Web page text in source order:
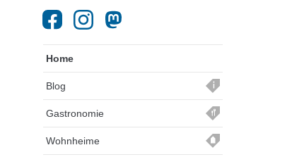
Home
Blog
Gastronomie
Wohnheime